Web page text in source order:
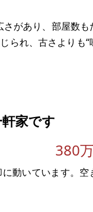
があり、部屋数も
られ、古さよりも“
家です
380
動いています。空